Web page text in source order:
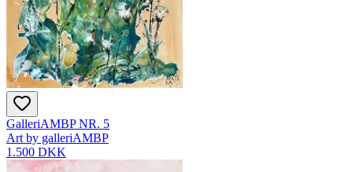
GalleriAMBP NR. 5
Art by galleriAMBP
1.500 DKK